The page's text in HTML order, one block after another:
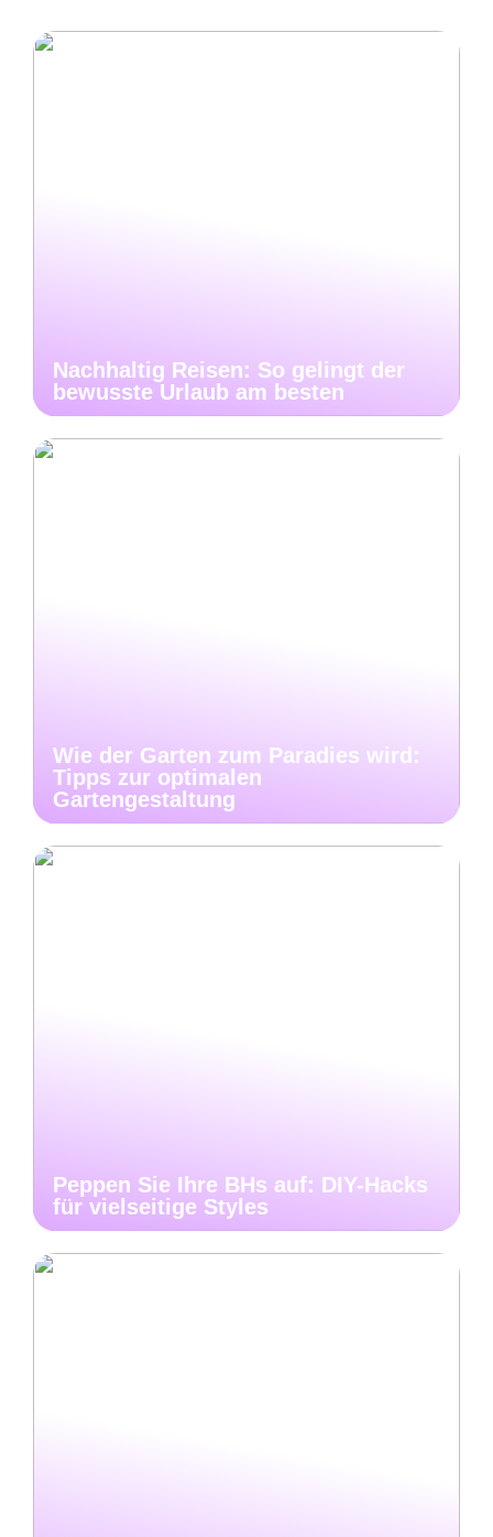
Nachhaltig Reisen: So gelingt der
bewusste Urlaub am besten
Wie der Garten zum Paradies wird:
Tipps zur optimalen
Gartengestaltung
Peppen Sie Ihre BHs auf: DIY-Hacks
für vielseitige Styles